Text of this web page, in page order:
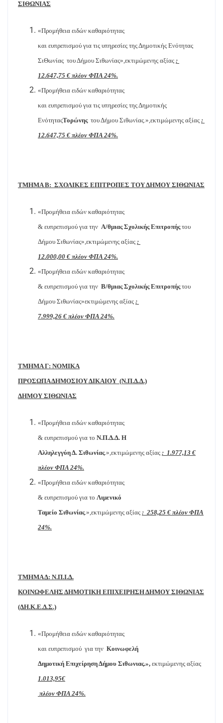
ΣΙΘΩΝΙΑΣ
«Προμήθεια ειδών καθαριότητας
και ευπρεπισμού για τις υπηρεσίες της Δημοτικής Ενότητας
ΣιΘωνίας του Δήμου Σιθωνίας»,εκτιμώμενης αξίας :
12.647,75 € πλέον ΦΠΑ 24%.
«Προμήθεια ειδών καθαριότητας
και ευπρεπισμού για τις υπηρεσίες της Δημοτικής
ΕνότηταςΤορώνης του Δήμου Σιθωνίας.»,εκτιμώμενης αξίας :
12.647,75 € πλέον ΦΠΑ 24%.
ΤΜΗΜΑ Β: ΣΧΟΛΙΚΕΣ ΕΠΙΤΡΟΠΕΣ ΤΟΥ ΔΗΜΟΥ ΣΙΘΩΝΙΑΣ
«Προμήθεια ειδών καθαριότητας
& ευπρεπισμού για την Α/θμιας Σχολικής Επιτροπήςτου
Δήμου Σιθωνίας»,εκτιμώμενης αξίας :
12.000,00 € πλέον ΦΠΑ 24%.
«Προμήθεια ειδών καθαριότητας
& ευπρεπισμού για την Β/θμιας Σχολικής Επιτροπήςτου
Δήμου Σιθωνίας»εκτιμώμενης αξίας :
7.999,26 € πλέον ΦΠΑ 24%.
ΤΜΗΜΑ Γ: ΝΟΜΙΚΑ
ΠΡΟΣΩΠΑ ΔΗΜΟΣΙΟΥ ΔΙΚΑΙΟΥ (Ν.Π.Δ.Δ.)
ΔΗΜΟΥ ΣΙΘΩΝΙΑΣ
«Προμήθεια ειδών καθαριότητας
& ευπρεπισμού για το Ν.Π.Δ.Δ. Η
Αλληλεγγύη Δ. Σιθωνίας.»,εκτιμώμενης αξίας : 1.977,13 €
πλέον ΦΠΑ 24%.
«Προμήθεια ειδών καθαριότητας
& ευπρεπισμού για το Λιμενικό
Ταμείο Σιθωνίας.»,εκτιμώμενης αξίας : 258,25 € πλέον ΦΠΑ
24%.
ΤΜΗΜΑ Δ: Ν.Π.Ι.Δ.
ΚΟΙΝΩΦΕΛΗΣ ΔΗΜΟΤΙΚΗ ΕΠΙΧΕΙΡΗΣΗ ΔΗΜΟΥ ΣΙΘΩΝΙΑΣ
(ΔΗ.Κ.Ε.Δ.Σ.)
«Προμήθεια ειδών καθαριότητας
και ευπρεπισμού για την Κοινωφελή
Δημοτική Επιχείρηση Δήμου Σιθωνιας.», εκτιμώμενης αξίας
1.013,95€
πλέον ΦΠΑ 24%.